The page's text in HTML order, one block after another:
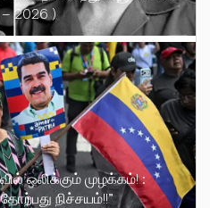
2026 )
ஒலிக்கும் முழக்கம்! :
நிச்சயம்!!”